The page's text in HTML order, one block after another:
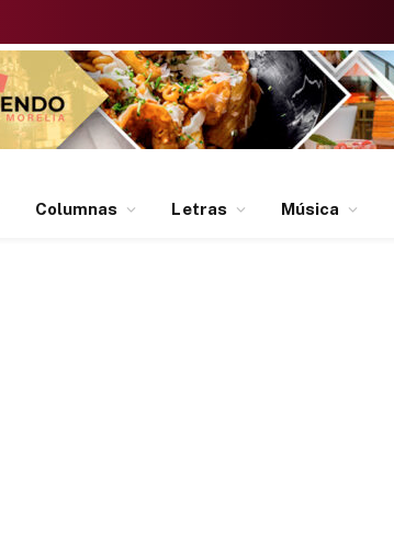
Columnas Letras Música